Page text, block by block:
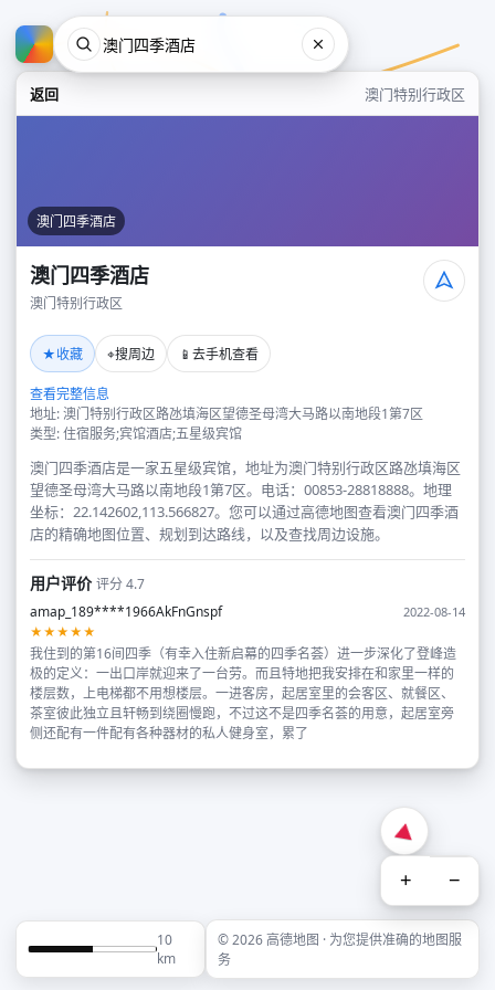
返回 澳门特别行政区
澳门四季酒店
澳门四季酒店
澳门特别行政区
★收藏 ⌖搜周边 📱 去手机查看
查看完整信息
地址: 澳门特别行政区路氹填海区望德圣母湾大马路以南地段1第7区
类型: 住宿服务;宾馆酒店;五星级宾馆
澳门四季酒店是一家五星级宾馆，地址为澳门特别行政区路氹填海区
望德圣母湾大马路以南地段1第7区。电话：00853-28818888。地理
坐标：22.142602,113.566827。您可以通过高德地图查看澳门四季酒
店的精确地图位置、规划到达路线，以及查找周边设施。
用户评价评分 4.7
amap_189****1966AkFnGnspf
2022-08-14
★★★★★
我住到的第16间四季（有幸入住新启幕的四季名荟）进一步深化了登峰造
极的定义：一出口岸就迎来了一台劳。而且特地把我安排在和家里一样的
楼层数，上电梯都不用想楼层。一进客房，起居室里的会客区、就餐区、
茶室彼此独立且轩畅到绕圈慢跑，不过这不是四季名荟的用意，起居室旁
侧还配有一件配有各种器材的私人健身室，累了
+ −
10
km
© 2026 高德地图 · 为您提供准确的地图服
务